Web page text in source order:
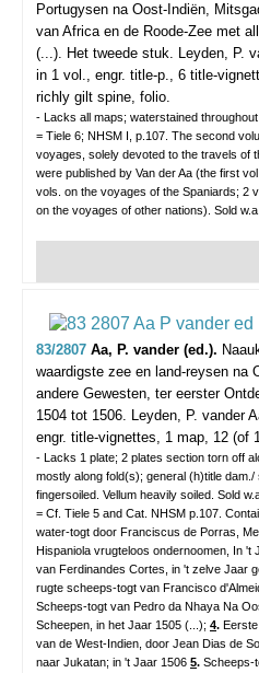
Portugysen na Oost-Indiën,
van Africa en de Roode-Zee met
(...). Het tweede stuk. Leyden, P.
in 1 vol., engr. title-p., 6 title-
richly gilt spine, folio.
- Lacks all maps; waterstained
= Tiele 6; NHSM I, p.107. The second
voyages, solely devoted to the travels of
were published by Van der Aa (the first
vols. on the voyages of the Spaniards; 2
on the voyages of other nations). Sold
83/2807 Aa, P. vander (ed.).
waardigste zee en land-reysen na
andere Gewesten, ter eerster
1504 tot 1506. Leyden, P. vander
engr. title-vignettes, 1 map, 12 (of
- Lacks 1 plate; 2 plates section torn off
mostly along fold(s); general (h)title
fingersoiled. Vellum heavily soiled. Sold
= Cf. Tiele 5 and Cat. NHSM p.107.
water-togt door Franciscus de Porras,
Hispaniola vrugteloos ondernoomen, In 't
van Ferdinandes Cortes, in 't zelve Jaar
rugte scheeps-togt van Francisco
Scheeps-togt van Pedro da Nhaya Na
Scheepen, in het Jaar 1505 (...); 4.
van de West-Indien, door Jean Dias de
naar Jukatan; in 't Jaar 1506 5. Scheeps-